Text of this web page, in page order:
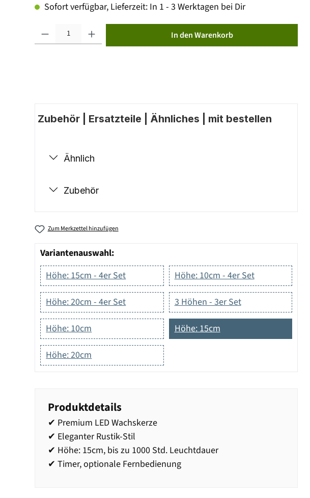
Sofort verfügbar, Lieferzeit: In 1 - 3 Werktagen bei Dir
In den Warenkorb
Zubehör | Ersatzteile | Ähnliches | mit bestellen
Ähnlich
Zubehör
Zum Merkzettel hinzufügen
Variantenauswahl:
Höhe: 15cm - 4er Set
Höhe: 10cm - 4er Set
Höhe: 20cm - 4er Set 3 Höhen - 3er Set
Höhe: 10cm Höhe: 15cm
Höhe: 20cm
Produktdetails
✔ Premium LED Wachskerze
✔ Eleganter Rustik-Stil
✔ Höhe: 15cm, bis zu 1000 Std. Leuchtdauer
✔ Timer, optionale Fernbedienung